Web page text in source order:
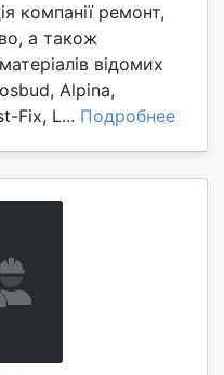
компанії ремонт,
а також
відомих
Alpina,
Fix, L... Подробнее